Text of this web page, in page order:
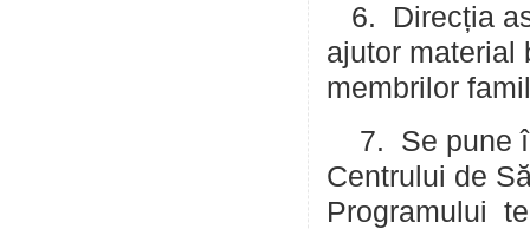
6. Direcția
ajutor material
membrilor
7. Se pune
Centrului de
Programului